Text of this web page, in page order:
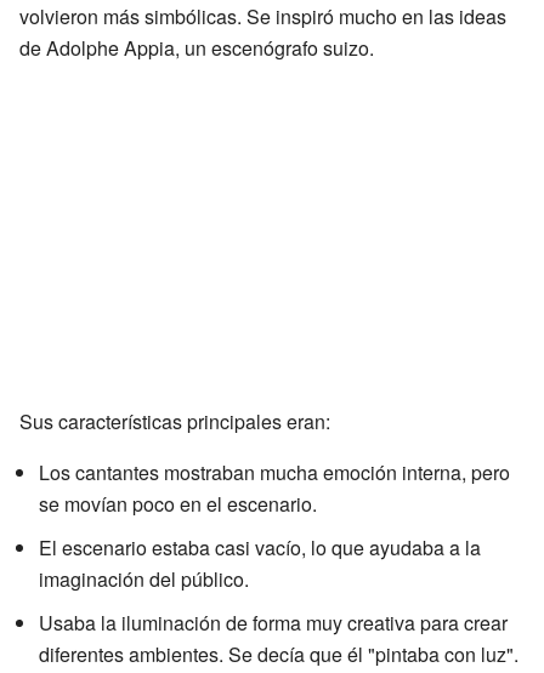
volvieron más simbólicas. Se inspiró mucho en las ideas
de Adolphe Appia, un escenógrafo suizo.
Sus características principales eran:
Los cantantes mostraban mucha emoción interna, pero
se movían poco en el escenario.
El escenario estaba casi vacío, lo que ayudaba a la
imaginación del público.
Usaba la iluminación de forma muy creativa para crear
diferentes ambientes. Se decía que él "pintaba con luz".